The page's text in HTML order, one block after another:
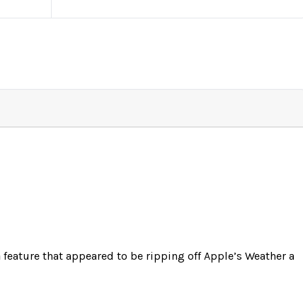
that appeared to be ripping off Apple’s Weather app